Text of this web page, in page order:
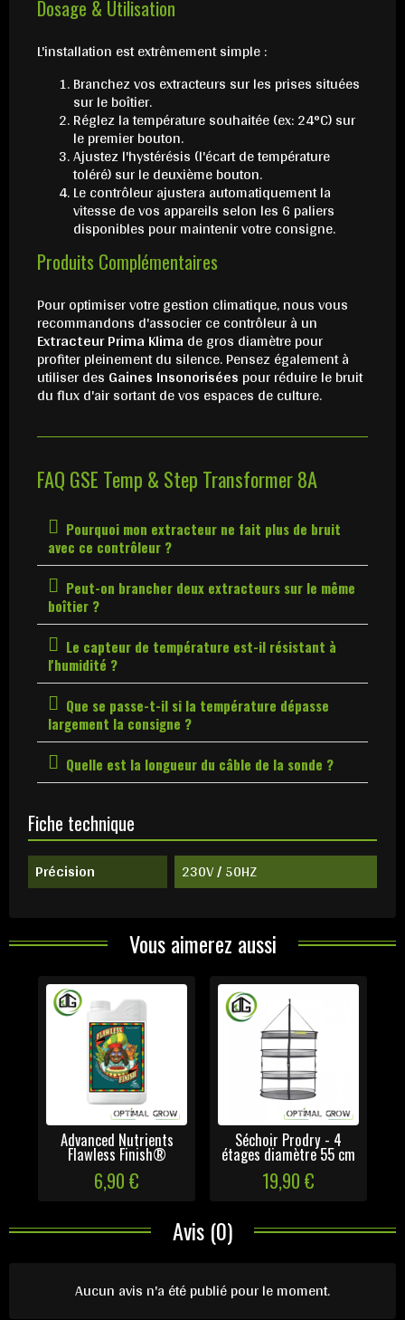
Dosage & Utilisation
L'installation est extrêmement simple :
Branchez vos extracteurs sur les prises situées
sur le boîtier.
Réglez la température souhaitée (ex: 24°C) sur
le premier bouton.
Ajustez l'hystérésis (l'écart de température
toléré) sur le deuxième bouton.
Le contrôleur ajustera automatiquement la
vitesse de vos appareils selon les 6 paliers
disponibles pour maintenir votre consigne.
Produits Complémentaires
Pour optimiser votre gestion climatique, nous vous
recommandons d'associer ce contrôleur à un
Extracteur Prima Klima de gros diamètre pour
profiter pleinement du silence. Pensez également à
utiliser des Gaines Insonorisées pour réduire le bruit
du flux d'air sortant de vos espaces de culture.
FAQ GSE Temp & Step Transformer 8A
Pourquoi mon extracteur ne fait plus de bruit
avec ce contrôleur ?
Peut-on brancher deux extracteurs sur le même
boîtier ?
Le capteur de température est-il résistant à
l'humidité ?
Que se passe-t-il si la température dépasse
largement la consigne ?
Quelle est la longueur du câble de la sonde ?
Fiche technique
Précision 230V / 50HZ
Vous aimerez aussi
Advanced Nutrients
Flawless Finish®
6,90 €
Séchoir Prodry - 4
étages diamètre 55 cm
19,90 €
Avis (0)
Aucun avis n'a été publié pour le moment.